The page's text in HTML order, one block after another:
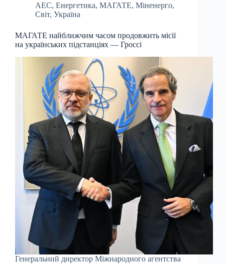
АЕС, Енергетика, МАГАТЕ, Міненерго,
Світ, Україна
МАГАТЕ найближчим часом продовжить місії
на українських підстанціях — Гроссі
Генеральний директор Міжнародного агентства